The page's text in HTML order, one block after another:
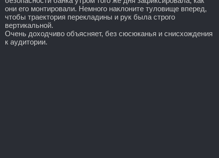
они его монтировали. Немного наклоните туловище вперед,
чтобы траектория перекладины и рук была строго
вертикальной.
Очень доходчиво объясняет, без сюсюканья и снисхождения
к аудитории.